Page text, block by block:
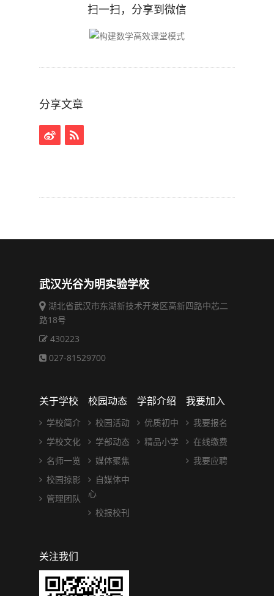
扫一扫，分享到微信
分享文章
武汉光谷为明实验学校
湖北省武汉市东湖新技术开发区高新四路中芯二
路18号
430223
027-81529700
关于学校
学校简介
学校文化
名师一览
校园掠影
管理团队
校园动态
校园活动
学部动态
媒体聚焦
自媒体中
心
校报校刊
学部介绍
优质初中
精品小学
我要加入
我要报名
在线缴费
我要应聘
关注我们